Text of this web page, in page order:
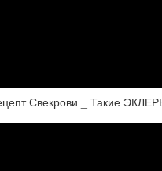
Свекрови _ Такие